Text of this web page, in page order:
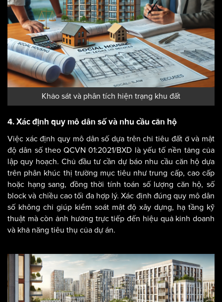
Khảo sát và phân tích hiện trạng khu đất
4. Xác định quy mô dân số và nhu cầu căn hộ
Việc xác định quy mô dân số dựa trên chỉ tiêu đất ở và mật
độ dân số theo QCVN 01:2021/BXD là yếu tố nền tảng của
lập quy hoạch. Chủ đầu tư cần dự báo nhu cầu căn hộ dựa
trên phân khúc thị trường mục tiêu như trung cấp, cao cấp
hoặc hạng sang, đồng thời tính toán số lượng căn hộ, số
block và chiều cao tối đa hợp lý. Xác định đúng quy mô dân
số không chỉ giúp kiểm soát mật độ xây dựng, hạ tầng kỹ
thuật mà còn ảnh hưởng trực tiếp đến hiệu quả kinh doanh
và khả năng tiêu thụ của dự án.